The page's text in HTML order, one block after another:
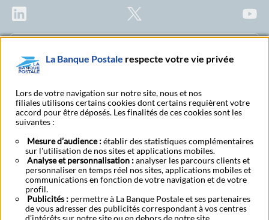
Citoyenne
Rechercher un bureau
de poste
S'abonner à toutes nos
A proposRSEEspace presseInvestisseursCandidats
Protection des données candidatsMentions légales
Protection des données à caractère personnel
Accessibilité - Partiellement conformeTarifs bancairesCode de conduite
CookiesGestion des cookies
La Banque Postale respecte votre vie privée
Lors de votre navigation sur notre site, nous et nos
filiales utilisons certains cookies dont certains requièrent votre
accord pour être déposés. Les finalités de ces cookies sont les
suivantes :
Mesure d’audience :établir des statistiques complémentaires
sur l'utilisation de nos sites et applications mobiles.
Analyse et personnalisation :analyser les parcours clients et
personnaliser en temps réel nos sites, applications mobiles et
communications en fonction de votre navigation et de votre
profil.
Publicités : permettre à La Banque Postale et ses partenaires
de vous adresser des publicités correspondant à vos centres
d’intérêts sur notre site ou en dehors de notre site.